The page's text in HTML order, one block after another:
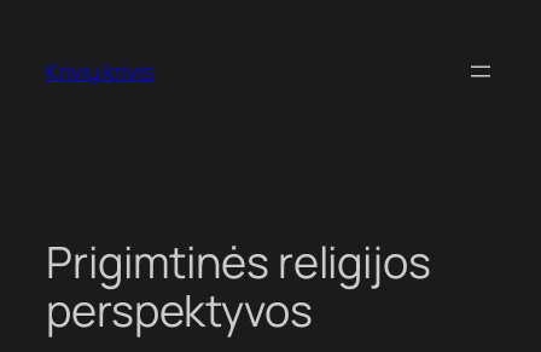
turinioKrivių krivis
Prigimtinės religijos
perspektyvos